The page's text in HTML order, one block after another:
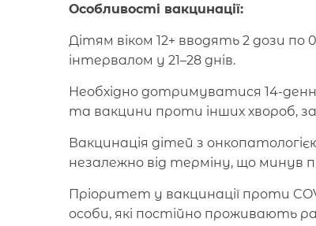
Особливості вакцинації:
Дітям віком 12+ вводять 2 дози по
інтервалом у 21–28 днів.
Необхідно дотримуватися 14-
та вакцини проти інших хвороб,
Вакцинація дітей з
незалежно від терміну, що минув
Пріоритет у вакцинації проти
особи, які постійно проживають